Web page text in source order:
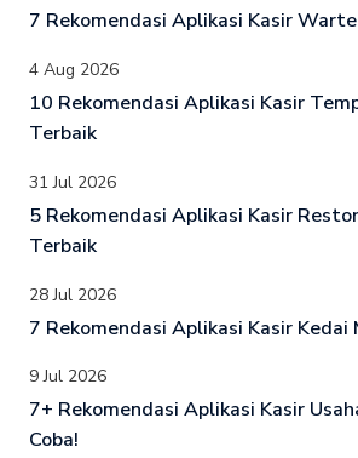
7 Rekomendasi Aplikasi Kasir
4 Aug 2026
10 Rekomendasi Aplikasi Kasir
Terbaik
31 Jul 2026
5 Rekomendasi Aplikasi Kasir
Terbaik
28 Jul 2026
7 Rekomendasi Aplikasi Kasir Kedai
9 Jul 2026
7+ Rekomendasi Aplikasi Kasir
Coba!